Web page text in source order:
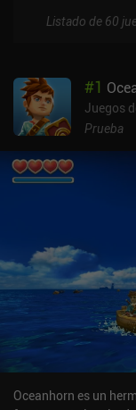
Listado de 60
#1
Juegos
Prueba
Oceanhorn es un